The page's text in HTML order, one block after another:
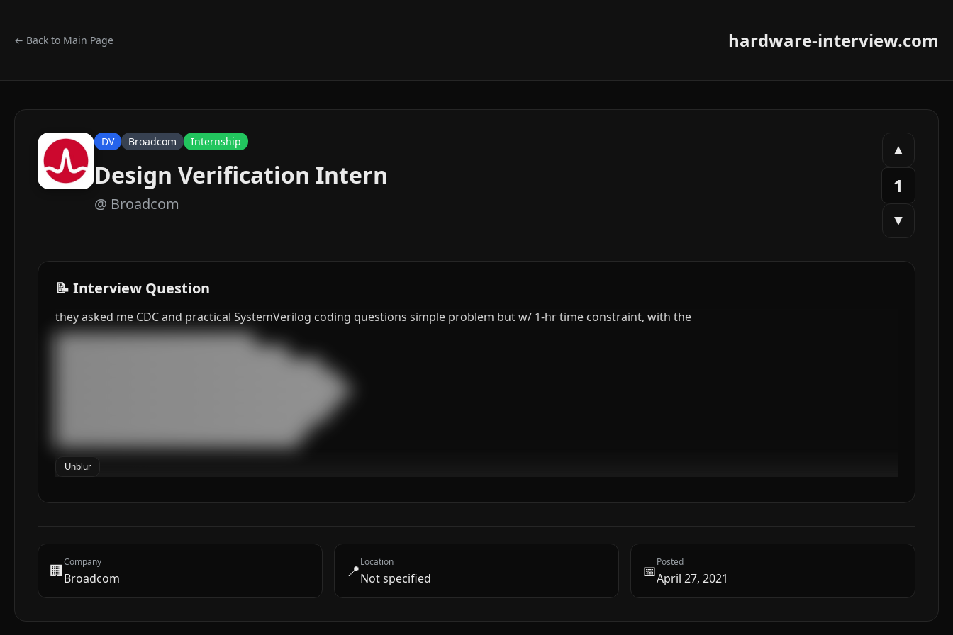
← Back to Main Page hardware-interview.com
DV Broadcom Internship
Design Verification Intern
@ Broadcom
▲
1
▼
📝 Interview Question
they asked me CDC and practical SystemVerilog coding questions simple problem but w/ 1-hr time constraint, with the
███████████████████████████████████
█████████████████████████████████████████
███████████████████████████████████████████████
██████████████████████████████████████████████████
██████████████████████████████████████████████████
████████████████████████████████████████████████
█████████████████████████████████████████████
███████████████████████████████████████████
Unblur
🏢Company
Broadcom 📍Location
Not specified 📅Posted
April 27, 2021